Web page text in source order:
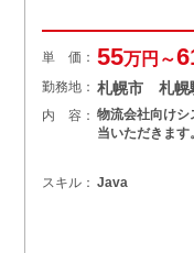
単 価： 55万円～
勤務地： 札幌市 札幌
内 容： 物流会社向け
当いただきます
スキル： Java